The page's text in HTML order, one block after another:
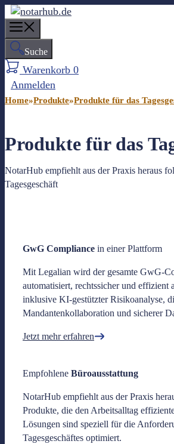
m
n
l
p
i
n
e
n
u
Suche
Warenkorb 0
Anmelden
Home»Produkte»Produkte für das
Produkte für das
NotarHub empfiehlt aus der Praxis heraus
Tagesgeschäft
GwG Compliance in einer Plattform
Mit Legalian wird der gesamte GwG-
automatisiert, rechtssicher und effizient
inklusive KI-gestützter Risikoanalyse,
Mandantenkollaboration und sicherer
Jetzt mehr erfahren
Empfohlene Büroausstattung
NotarHub empfiehlt aus der Praxis
Produkte, die den Arbeitsalltag
Lösungen sind speziell für die
Tagesgeschäftes optimiert.